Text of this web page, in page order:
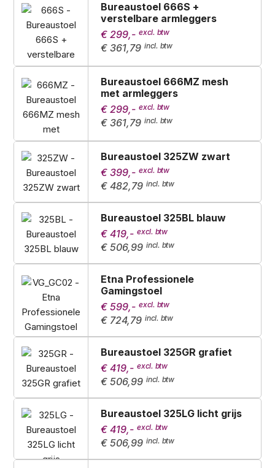
Bureaustoel 666S +
verstelbare armleggers
€ 299,-
€ 361,79
Bureaustoel 666MZ mesh
met armleggers
€ 299,-
€ 361,79
Bureaustoel 325ZW zwart
€ 399,-
€ 482,79
Bureaustoel 325BL blauw
€ 419,-
€ 506,99
Etna Professionele
Gamingstoel
€ 599,-
€ 724,79
Bureaustoel 325GR grafiet
€ 419,-
€ 506,99
Bureaustoel 325LG licht grijs
€ 419,-
€ 506,99